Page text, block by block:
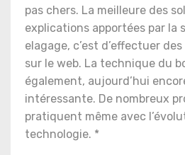
pas chers. La meilleure des
explications apportées par la
elagage, c’est d’effectuer
sur le web. La technique du
également, aujourd’hui
intéressante. De nombreux
pratiquent même avec
technologie. *